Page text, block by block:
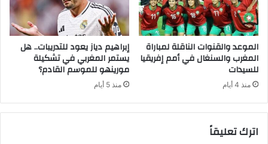
الموعد والقنوات الناقلة لمباراة
المغرب والسنغال في أمم إفريقيا
للسيدات
منذ 4 أيام
إبراهيم دياز يعود للتدريبات.. هل
يستمر المغربي في تشكيلة
مورينهو للموسم القادم؟
منذ 5 أيام
اترك تعليقاً